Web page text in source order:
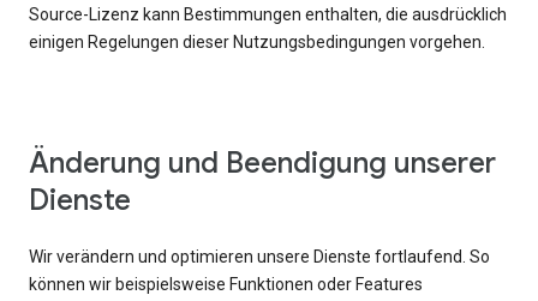
Source-Lizenz kann Bestimmungen enthalten, die ausdrücklich
einigen Regelungen dieser Nutzungsbedingungen vorgehen.
Änderung und Beendigung unserer
Dienste
Wir verändern und optimieren unsere Dienste fortlaufend. So
können wir beispielsweise Funktionen oder Features